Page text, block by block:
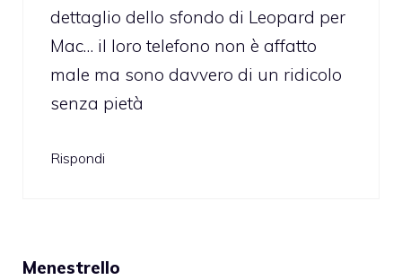
dettaglio dello sfondo di Leopard per
Mac… il loro telefono non è affatto
male ma sono davvero di un ridicolo
senza pietà
Rispondi
Menestrello